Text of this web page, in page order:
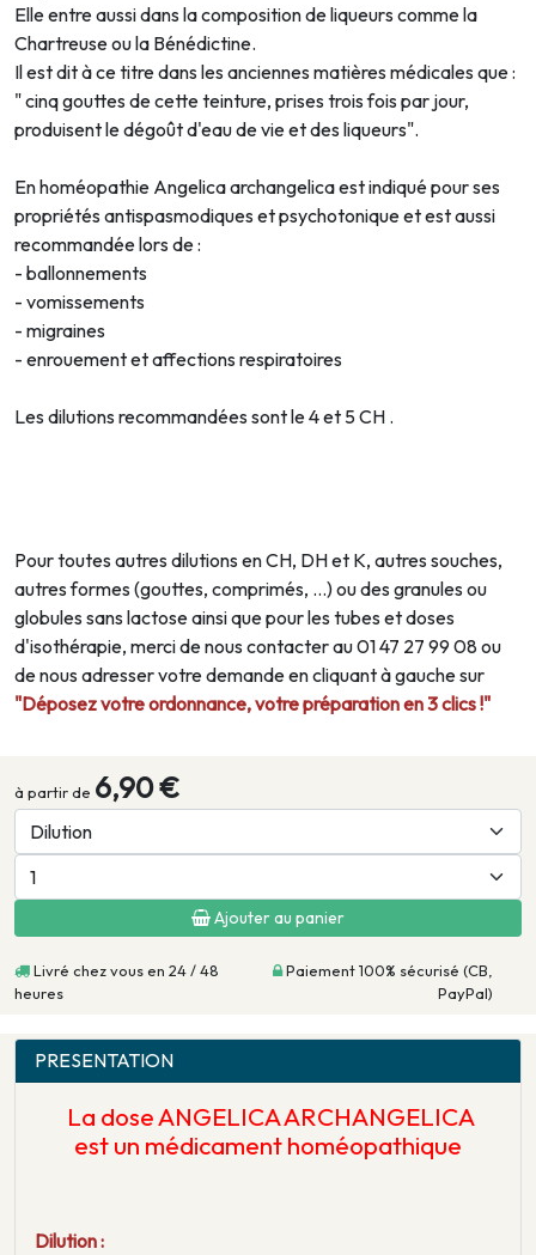
Elle entre aussi dans la composition de liqueurs comme la
Chartreuse ou la Bénédictine.
Il est dit à ce titre dans les anciennes matières médicales que :
" cinq gouttes de cette teinture, prises trois fois par jour,
produisent le dégoût d'eau de vie et des liqueurs".
En homéopathie Angelica archangelica est indiqué pour ses
propriétés antispasmodiques et psychotonique et est aussi
recommandée lors de :
- ballonnements
- vomissements
- migraines
- enrouement et affections respiratoires
Les dilutions recommandées sont le 4 et 5 CH .
Pour toutes autres dilutions en CH, DH et K, autres souches,
autres formes (gouttes, comprimés, …) ou des granules ou
globules sans lactose ainsi que pour les tubes et doses
d'isothérapie, merci de nous contacter au 01 47 27 99 08 ou
de nous adresser votre demande en cliquant à gauche sur
"Déposez votre ordonnance, votre préparation en 3 clics !"
à partir de 6,90 €
Ajouter au panier
Livré chez vous en 24 / 48
heures
Paiement 100% sécurisé (CB,
PayPal)
PRESENTATION
La dose ANGELICA ARCHANGELICA
est un médicament homéopathique
Dilution :